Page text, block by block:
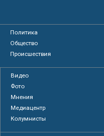
Политика
Общество
Происшествия
Видео
Фото
Мнения
Медиацентр
Колумнисты